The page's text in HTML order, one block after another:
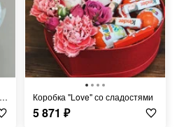
Коробка "Love" со сладостями
5 871 ₽